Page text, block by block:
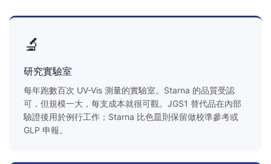
🔬
研究實驗室
每年跑數百次 UV-Vis 測量的實驗室。Starna 的品質受認
可，但規模一大，每支成本就很可觀。JGS1 替代品在內部
驗證後用於例行工作；Starna 比色皿則保留做校準參考或
GLP 申報。